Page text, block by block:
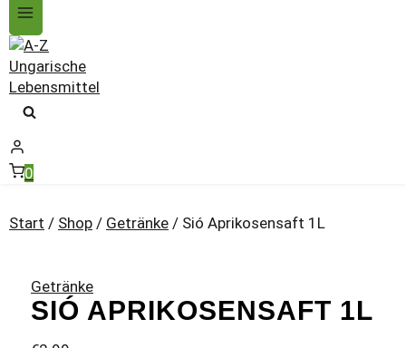
0
Start / Shop / Getränke / Sió Aprikosensaft 1L
Getränke
SIÓ APRIKOSENSAFT 1L